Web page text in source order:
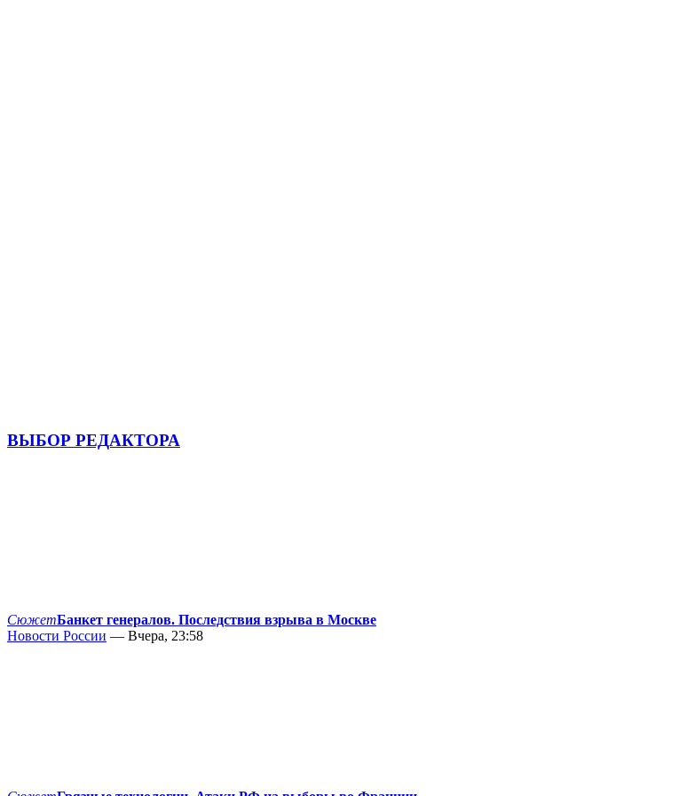
ВЫБОР РЕДАКТОРА
СюжетБанкет генералов. Последствия взрыва в Москве
Новости России — Вчера, 23:58